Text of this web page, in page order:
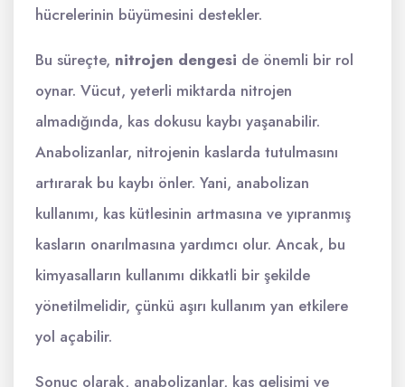
hücrelerinin büyümesini destekler.
Bu süreçte, nitrojen dengesi de önemli bir rol
oynar. Vücut, yeterli miktarda nitrojen
almadığında, kas dokusu kaybı yaşanabilir.
Anabolizanlar, nitrojenin kaslarda tutulmasını
artırarak bu kaybı önler. Yani, anabolizan
kullanımı, kas kütlesinin artmasına ve yıpranmış
kasların onarılmasına yardımcı olur. Ancak, bu
kimyasalların kullanımı dikkatli bir şekilde
yönetilmelidir, çünkü aşırı kullanım yan etkilere
yol açabilir.
Sonuç olarak, anabolizanlar, kas gelişimi ve